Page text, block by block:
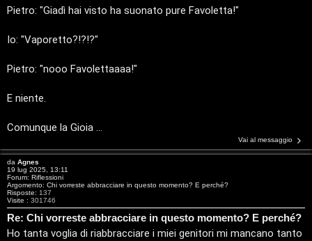
Pietro: "Giadì hai visto ha suonato pure Favoletta!"
Io: "Vaporetto?!?!?"
Pietro: "nooo Favolettaaaa!"
E niente.
Comunque la Gioia ...
Vai al messaggio
da Agnes
19 lug 2025, 13:11
Forum: Riflessioni
Argomento: Chi vorreste abbracciare in questo momento? E perché?
Risposte: 137
Visite : 301746
Re: Chi vorreste abbracciare in questo momento? E perché?
Ho tanta voglia di riabbracciare i miei genitori mi mancano tanto
t
o
r
e
:
G
i
g